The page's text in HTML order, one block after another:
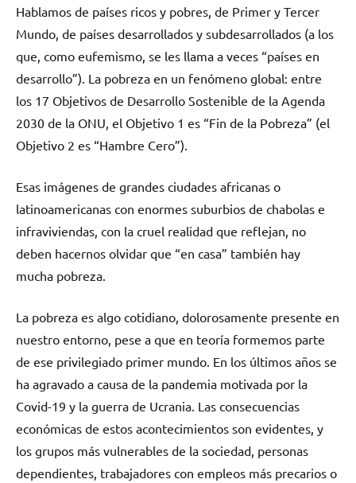
Hablamos de países ricos y pobres, de Primer y Tercer
Mundo, de países desarrollados y subdesarrollados (a los
que, como eufemismo, se les llama a veces “países en
desarrollo”). La pobreza en un fenómeno global: entre
los 17 Objetivos de Desarrollo Sostenible de la Agenda
2030 de la ONU, el Objetivo 1 es “Fin de la Pobreza” (el
Objetivo 2 es “Hambre Cero”).
Esas imágenes de grandes ciudades africanas o
latinoamericanas con enormes suburbios de chabolas e
infraviviendas, con la cruel realidad que reflejan, no
deben hacernos olvidar que “en casa” también hay
mucha pobreza.
La pobreza es algo cotidiano, dolorosamente presente en
nuestro entorno, pese a que en teoría formemos parte
de ese privilegiado primer mundo. En los últimos años se
ha agravado a causa de la pandemia motivada por la
Covid-19 y la guerra de Ucrania. Las consecuencias
económicas de estos acontecimientos son evidentes, y
los grupos más vulnerables de la sociedad, personas
dependientes, trabajadores con empleos más precarios o